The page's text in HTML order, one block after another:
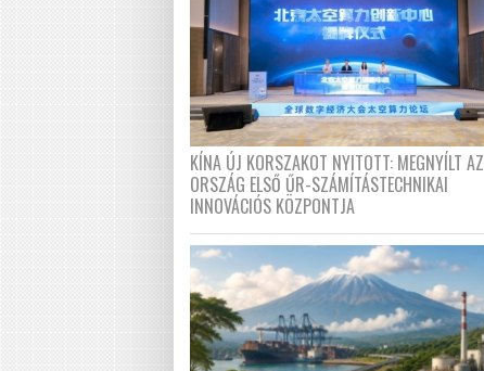
KÍNA ÚJ KORSZAKOT NYITOTT: MEGNYÍLT AZ
ORSZÁG ELSŐ ŰR-SZÁMÍTÁSTECHNIKAI
INNOVÁCIÓS KÖZPONTJA